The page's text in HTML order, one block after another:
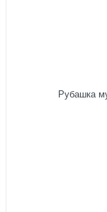
Рубашка